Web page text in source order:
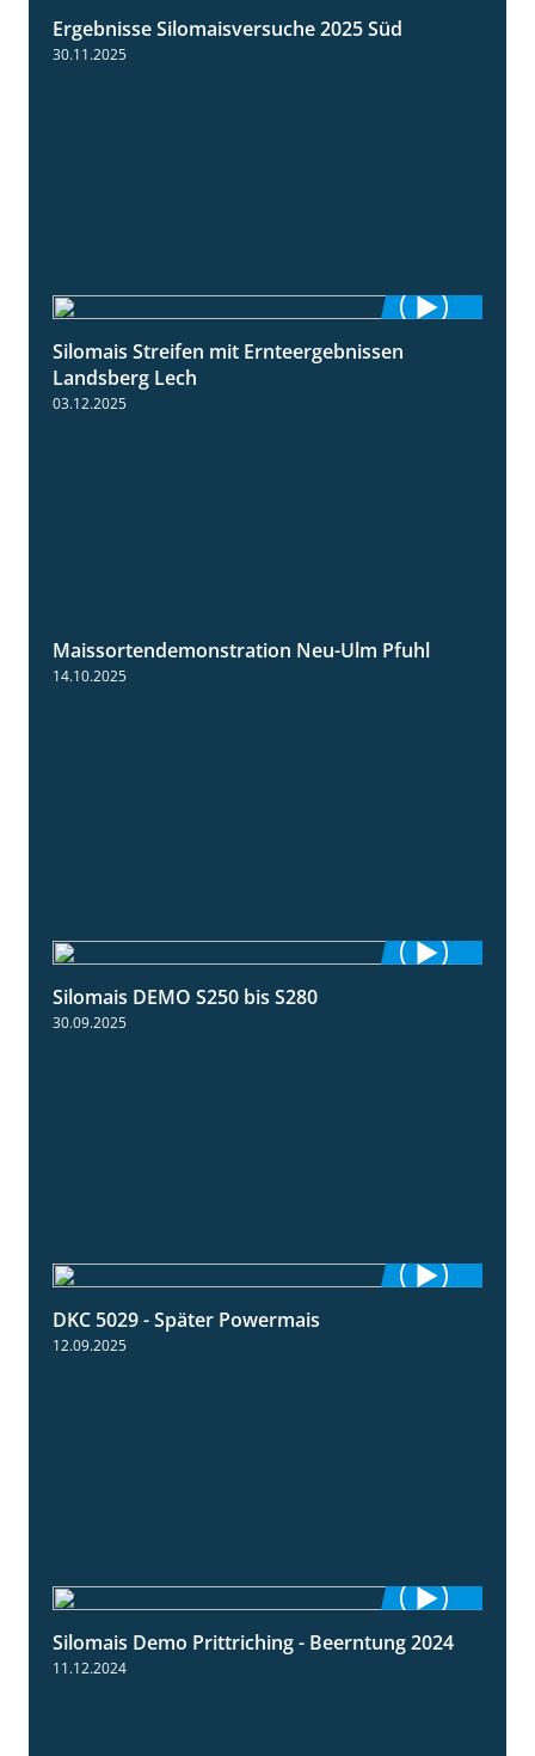
Ergebnisse Silomaisversuche 2025 Süd
30.11.2025
11:01
Silomais Streifen mit Ernteergebnissen
Landsberg Lech
03.12.2025
7:10
Maissortendemonstration Neu-Ulm Pfuhl
14.10.2025
Silomais DEMO S250 bis S280
30.09.2025
DKC 5029 - Später Powermais
12.09.2025
12:28
Silomais Demo Prittriching - Beerntung 2024
11.12.2024